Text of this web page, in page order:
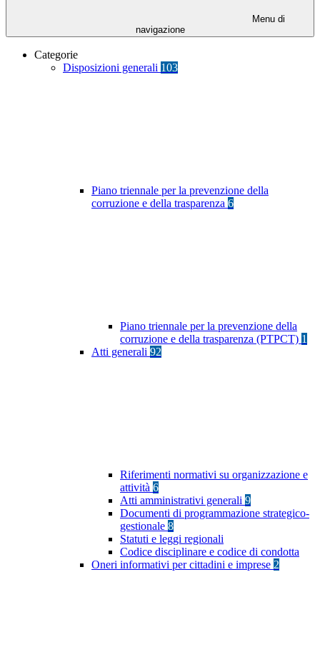
Menu di
navigazione
Categorie
Disposizioni generali 103
Piano triennale per la prevenzione della
corruzione e della trasparenza 6
Piano triennale per la prevenzione della
corruzione e della trasparenza (PTPCT) 1
Atti generali 92
Riferimenti normativi su organizzazione e
attività 6
Atti amministrativi generali 9
Documenti di programmazione strategico-
gestionale 8
Statuti e leggi regionali
Codice disciplinare e codice di condotta
Oneri informativi per cittadini e imprese 2